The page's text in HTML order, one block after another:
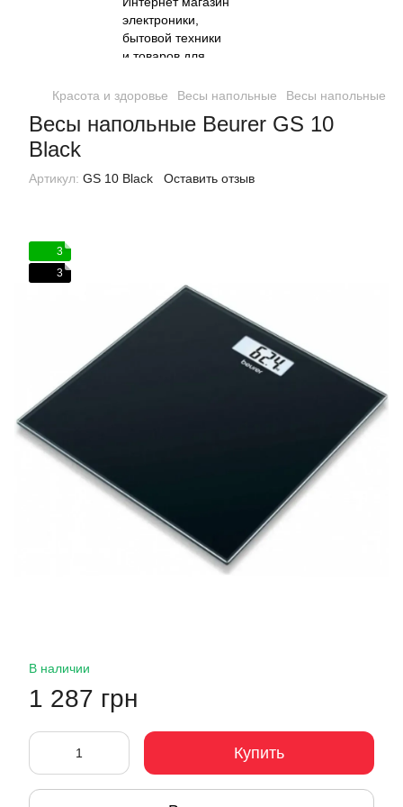
Красота и здоровье Весы напольные Весы напольные
Весы напольные Beurer GS 10
Black
Артикул: GS 10 Black Оставить отзыв
3
3
В наличии
1 287 грн
Купить